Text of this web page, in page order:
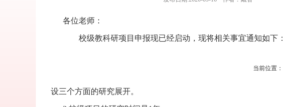
当前位置：
各位老师：
校级教科研项目申报现已经启动，现将相关事宜通知如下：
设三个方面的研究展开。